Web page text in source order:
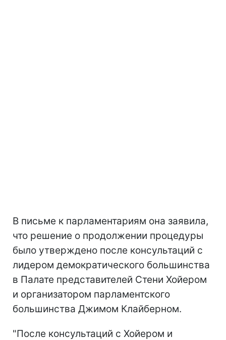
В письме к парламентариям она заявила,
что решение о продолжении процедуры
было утверждено после консультаций с
лидером демократического большинства
в Палате представителей Стени Хойером
и организатором парламентского
большинства Джимом Клайберном.
"После консультаций с Хойером и